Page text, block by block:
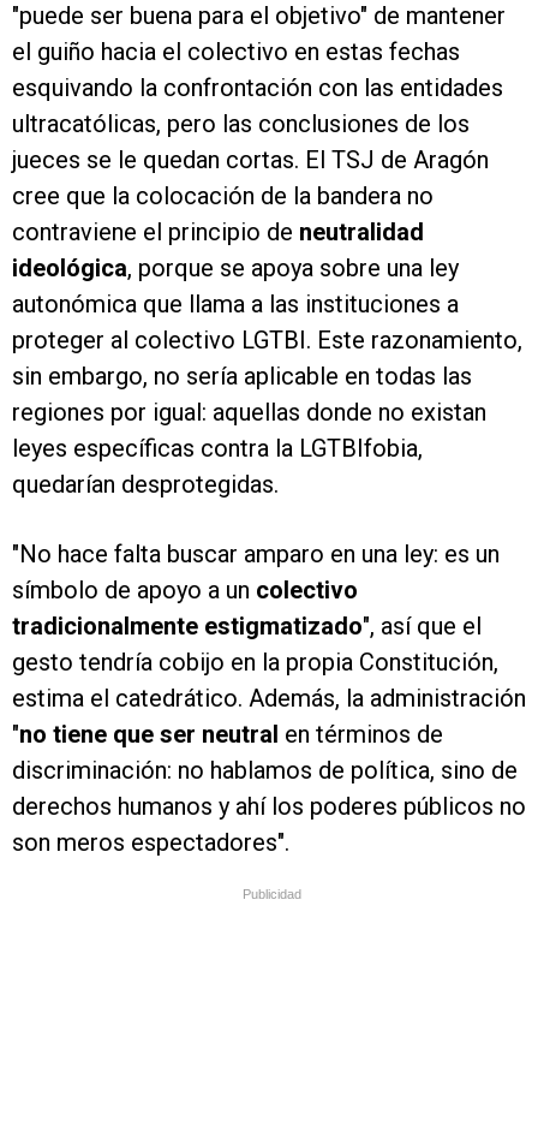
"puede ser buena para el objetivo" de mantener
el guiño hacia el colectivo en estas fechas
esquivando la confrontación con las entidades
ultracatólicas, pero las conclusiones de los
jueces se le quedan cortas. El TSJ de Aragón
cree que la colocación de la bandera no
contraviene el principio de neutralidad
ideológica, porque se apoya sobre una ley
autonómica que llama a las instituciones a
proteger al colectivo LGTBI. Este razonamiento,
sin embargo, no sería aplicable en todas las
regiones por igual: aquellas donde no existan
leyes específicas contra la LGTBIfobia,
quedarían desprotegidas.
"No hace falta buscar amparo en una ley: es un
símbolo de apoyo a un colectivo
tradicionalmente estigmatizado", así que el
gesto tendría cobijo en la propia Constitución,
estima el catedrático. Además, la administración
"no tiene que ser neutral en términos de
discriminación: no hablamos de política, sino de
derechos humanos y ahí los poderes públicos no
son meros espectadores".
Publicidad